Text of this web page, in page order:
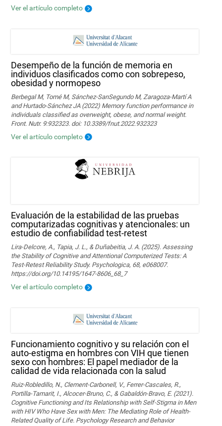
Ver el artículo completo
Desempeño de la función de memoria en
individuos clasificados como con sobrepeso,
obesidad y normopeso
Berbegal M, Tomé M, Sánchez-SanSegundo M, Zaragoza-Martí A
and Hurtado-Sánchez JA (2022) Memory function performance in
individuals classified as overweight, obese, and normal weight.
Front. Nutr. 9:932323. doi: 10.3389/fnut.2022.932323
Ver el artículo completo
Evaluación de la estabilidad de las pruebas
computarizadas cognitivas y atencionales: un
estudio de confiabilidad test-retest
Lira-Delcore, A., Tapia, J. L., & Duñabeitia, J. A. (2025). Assessing
the Stability of Cognitive and Attentional Computerized Tests: A
Test-Retest Reliability Study. Psychologica, 68, e068007.
https://doi.org/10.14195/1647-8606_68_7
Ver el artículo completo
Funcionamiento cognitivo y su relación con el
auto-estigma en hombres con VIH que tienen
sexo con hombres: El papel mediador de la
calidad de vida relacionada con la salud
Ruiz-Robledillo, N., Clement-Carbonell, V., Ferrer-Cascales, R.,
Portilla-Tamarit, I., Alcocer-Bruno, C., & Gabaldón-Bravo, E. (2021).
Cognitive Functioning and Its Relationship with Self-Stigma in Men
with HIV Who Have Sex with Men: The Mediating Role of Health-
Related Quality of Life. Psychology Research and Behavior